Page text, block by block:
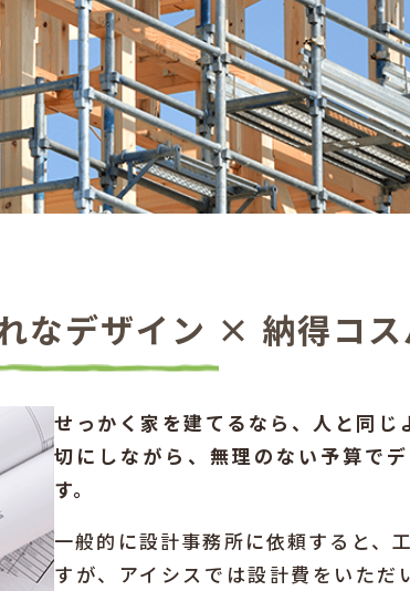
なデザイン × 納得コス
せっかく家を建てるなら、人と同じ
切にしながら、無理のない予算で
す。
一般的に設計事務所に依頼すると、
すが、アイシスでは設計費をいた